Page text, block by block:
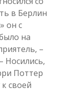
в Берлин
он с
на
–
Носились,
Поттер
своей